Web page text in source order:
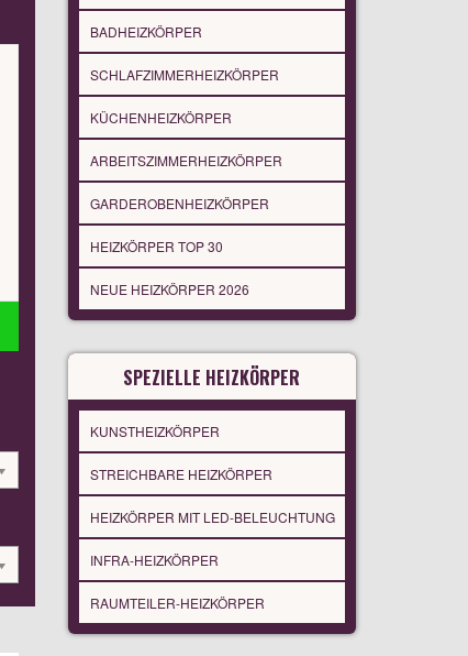
BADHEIZKÖRPER
SCHLAFZIMMERHEIZKÖRPER
KÜCHENHEIZKÖRPER
ARBEITSZIMMERHEIZKÖRPER
GARDEROBENHEIZKÖRPER
HEIZKÖRPER TOP 30
NEUE HEIZKÖRPER 2026
SPEZIELLE HEIZKÖRPER
KUNSTHEIZKÖRPER
STREICHBARE HEIZKÖRPER
HEIZKÖRPER MIT LED-BELEUCHTUNG
INFRA-HEIZKÖRPER
RAUMTEILER-HEIZKÖRPER